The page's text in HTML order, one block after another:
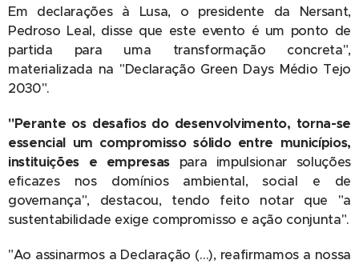
Em declarações à Lusa, o presidente da Nersant,
Pedroso Leal, disse que este evento é um ponto de
partida para uma transformação concreta",
materializada na "Declaração Green Days Médio Tejo
2030".
"Perante os desafios do desenvolvimento, torna-se
essencial um compromisso sólido entre municípios,
instituições e empresas para impulsionar soluções
eficazes nos domínios ambiental, social e de
governança", destacou, tendo feito notar que "a
sustentabilidade exige compromisso e ação conjunta".
"Ao assinarmos a Declaração (…), reafirmamos a nossa